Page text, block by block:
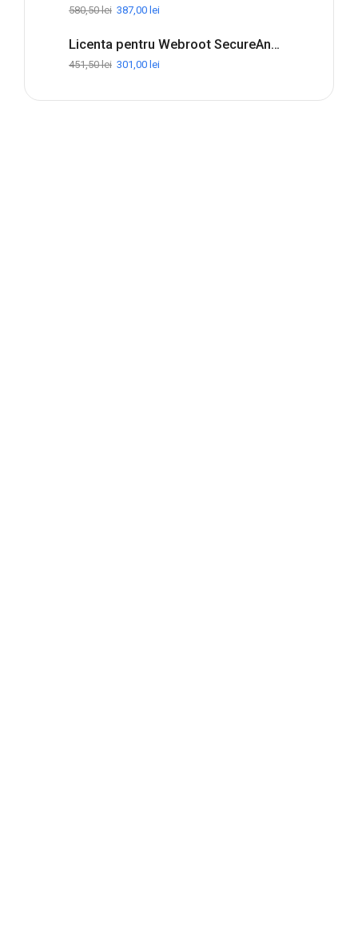
580,50lei 387,00 lei
Licenta pentru Webroot SecureAnywhere Antivirus - 1-Year / 3-Device
451,50lei 301,00 lei